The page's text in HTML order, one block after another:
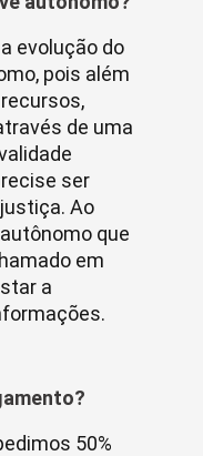
evolução do
pois além
de uma
ser
Ao
que
em
a
50%